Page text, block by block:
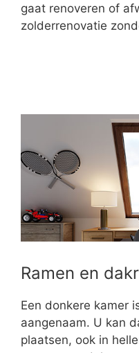
gaat renoveren of
zolderrenovatie
Ramen en
Een donkere kamer
aangenaam. U kan
plaatsen, ook in